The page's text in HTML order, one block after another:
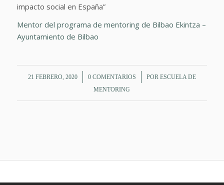
impacto social en España”
Mentor del programa de mentoring de Bilbao Ekintza –
Ayuntamiento de Bilbao
21 FEBRERO, 2020
/ 0 COMENTARIOS
/ POR ESCUELA DE
MENTORING